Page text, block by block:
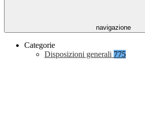
navigazione
Categorie
Disposizioni generali 775